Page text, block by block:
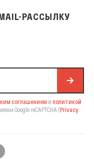
РАССЫЛКУ
соглашением и политикой
Google reCAPTCHA (Privacy